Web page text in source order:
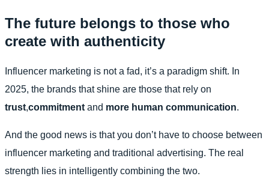
The future belongs to those who
create with authenticity
Influencer marketing is not a fad, it’s a paradigm shift. In
2025, the brands that shine are those that rely on
trust,commitment and more human communication.
And the good news is that you don’t have to choose between
influencer marketing and traditional advertising. The real
strength lies in intelligently combining the two.